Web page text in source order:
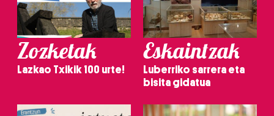
Zozketak
Lazkao Txikik 100 urte!
Eskaintzak
Luberriko sarrera eta
bisita gidatua